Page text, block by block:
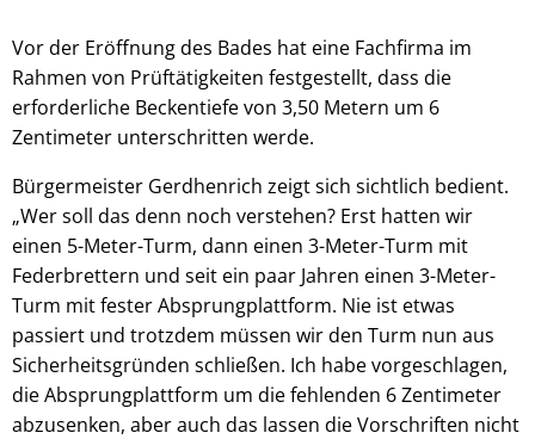
Vor der Eröffnung des Bades hat eine Fachfirma im
Rahmen von Prüftätigkeiten festgestellt, dass die
erforderliche Beckentiefe von 3,50 Metern um 6
Zentimeter unterschritten werde.
Bürgermeister Gerdhenrich zeigt sich sichtlich bedient.
„Wer soll das denn noch verstehen? Erst hatten wir
einen 5-Meter-Turm, dann einen 3-Meter-Turm mit
Federbrettern und seit ein paar Jahren einen 3-Meter-
Turm mit fester Absprungplattform. Nie ist etwas
passiert und trotzdem müssen wir den Turm nun aus
Sicherheitsgründen schließen. Ich habe vorgeschlagen,
die Absprungplattform um die fehlenden 6 Zentimeter
abzusenken, aber auch das lassen die Vorschriften nicht